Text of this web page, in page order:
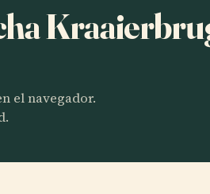
el navegador.